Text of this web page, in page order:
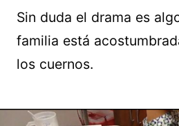
Sin duda el drama es
familia está
los cuernos.